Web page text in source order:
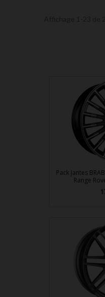
Pack Jantes
Range